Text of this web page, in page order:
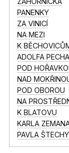
PANENKY
ZA VINICÍ
NA MEZI
K
ADOLFA PECHA
POD
NAD
POD OBOROU
NA
K BLATOVU
KARLA
PAVLA ŠTECHY